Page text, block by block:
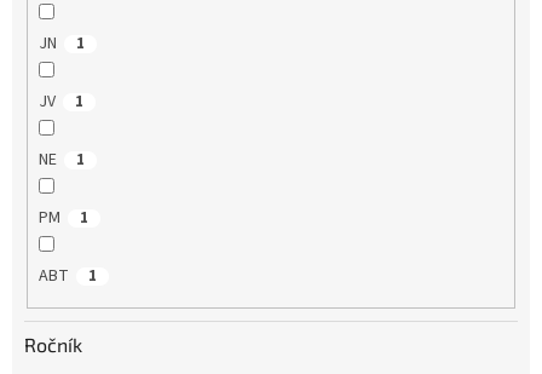
JN 1
JV 1
NE 1
PM 1
ABT 1
Ročník